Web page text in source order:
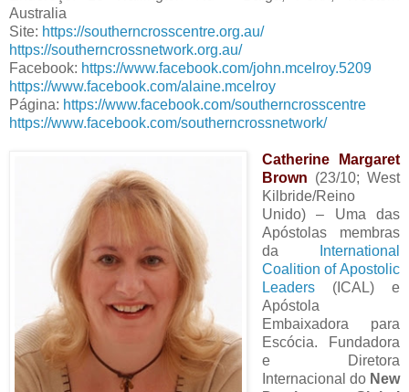
Australia
Site: https://southerncrosscentre.org.au/
https://southerncrossnetwork.org.au/
Facebook: https://www.facebook.com/john.mcelroy.5209
https://www.facebook.com/alaine.mcelroy
Página: https://www.facebook.com/southerncrosscentre
https://www.facebook.com/southerncrossnetwork/
Catherine Margaret
Brown (23/10; West
Kilbride/Reino
Unido) – Uma das
Apóstolas membras
da
International
Coalition of Apostolic
Leaders(ICAL) e
Apóstola
Embaixadora para
Escócia. Fundadora
e Diretora
Internacional do New